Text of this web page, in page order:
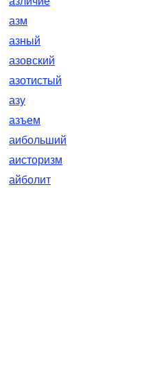
азм
азный
азовский
азотистый
азу
азъем
аибольший
аисторизм
айболит